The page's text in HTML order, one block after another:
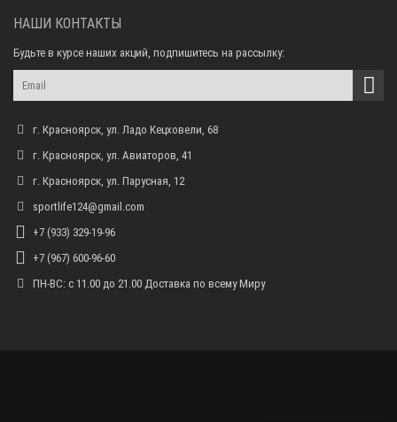
НАШИ КОНТАКТЫ
Будьте в курсе наших акций, подпишитесь на рассылку:
г. Красноярск, ул. Ладо Кецховели, 68
г. Красноярск, ул. Авиаторов, 41
г. Красноярск, ул. Парусная, 12
sportlife124@gmail.com
+7 (933) 329-19-96
+7 (967) 600-96-60
ПН-ВС: с 11.00 до 21.00 Доставка по всему Миру